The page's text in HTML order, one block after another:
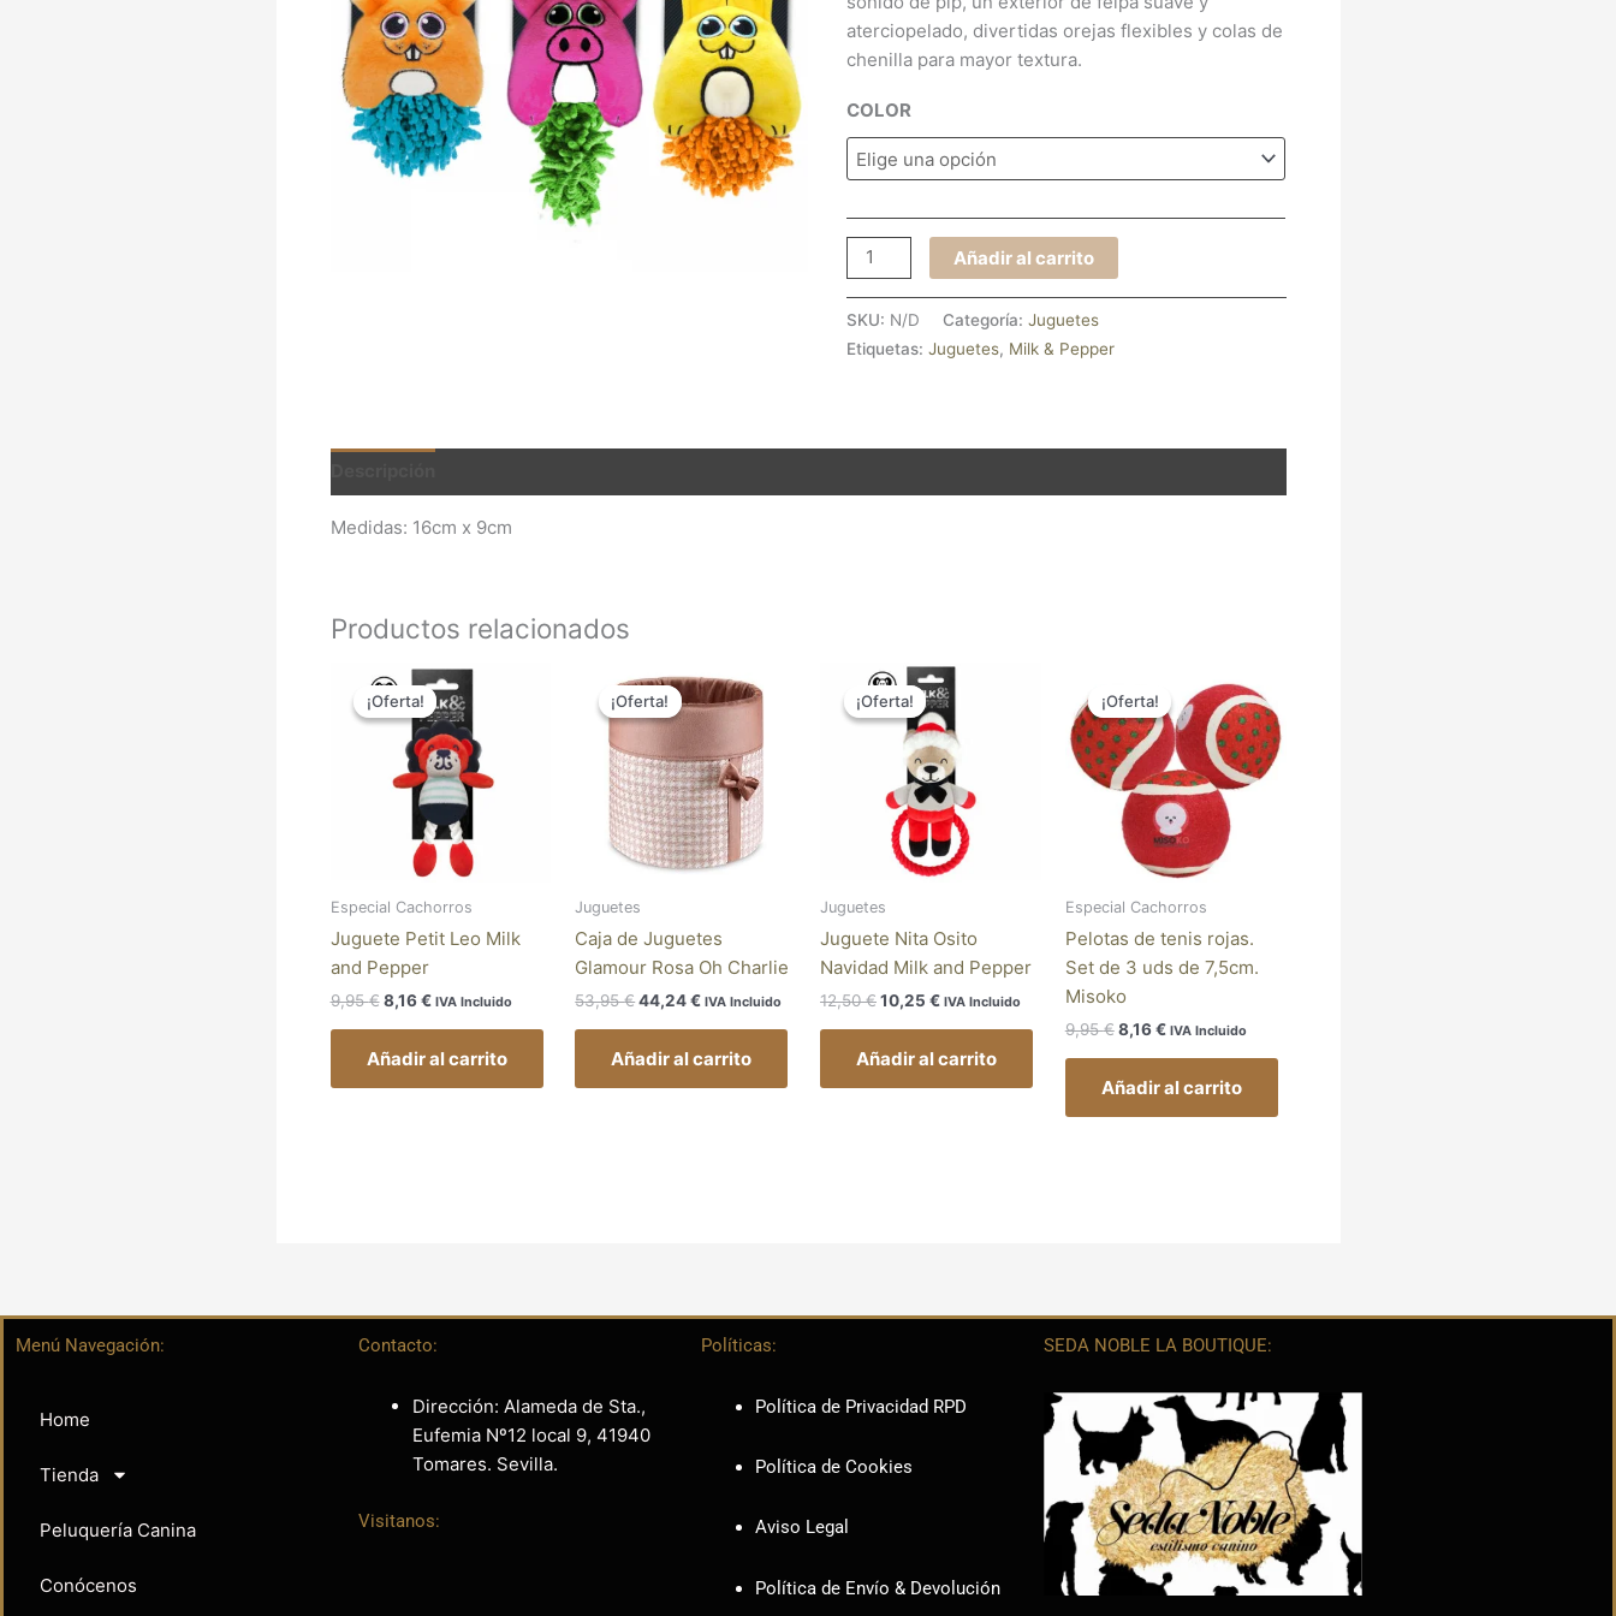
aterciopelado, divertidas orejas flexibles y colas de
chenilla para mayor textura.
COLOR
Añadir al carrito
SKU: N/D Categoría: Juguetes
Etiquetas: Juguetes, Milk & Pepper
Medidas: 16cm x 9cm
Productos relacionados
¡Oferta!
¡Oferta!
Especial Cachorros
Juguete Petit Leo Milk
and Pepper
9,95€
precio
original
9,95 €.
8,16€
El
precio
actual
es:
8,16 €.
IVA Incluido
Añadir al carrito
¡Oferta!
¡Oferta!
Juguetes
Caja de Juguetes
Glamour Rosa Oh Charlie
53,95€
precio
original
53,95 €.
44,24€
precio
actual
44,24 €.
IVA Incluido
Añadir al carrito
¡Oferta!
¡Oferta!
Juguetes
Juguete Nita Osito
Navidad Milk and Pepper
12,50€
El
precio
original
era:
12,50 €.
10,25 €
El
precio
actual
es:
10,25 €.
IVA Incluido
Añadir al carrito
¡Oferta!
¡Oferta!
Especial Cachorros
Pelotas de tenis rojas.
Set de 3 uds de 7,5cm.
Misoko
9,95€
precio
original
era:
9,95 €.
8,16€
precio
actual
es:
8,16 €.
IVA Incluido
Añadir al carrito
Menú Navegación:
Home
Tienda
Peluquería Canina
Conócenos
Contacto:
Dirección: Alameda de Sta.,
Eufemia Nº12 local 9, 41940
Tomares. Sevilla.
Visitanos:
Políticas:
Política de Privacidad RPD
Política de Cookies
Aviso Legal
Política de Envío & Devolución
SEDA NOBLE LA BOUTIQUE: